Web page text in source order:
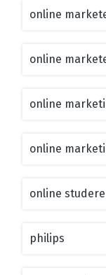
online
online
online
online
online
philips